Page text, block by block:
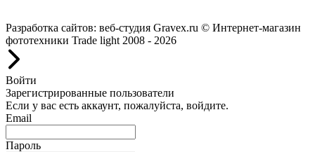
Разработка сайтов: веб-студия Gravex.ru © Интернет-магазин
фототехники Trade light 2008 - 2026
Войти
Зарегистрированные пользователи
Если у вас есть аккаунт, пожалуйста, войдите.
Email
Пароль